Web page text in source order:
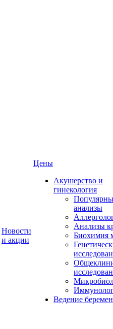
Новости
и акции
Цены
Акушерство и
гинекология
анализы
Анализы
Биохимия
Ведение